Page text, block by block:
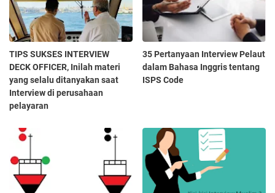
TIPS SUKSES INTERVIEW
DECK OFFICER, Inilah materi
yang selalu ditanyakan saat
Interview di perusahaan
pelayaran
35 Pertanyaan Interview Pelaut
dalam Bahasa Inggris tentang
ISPS Code